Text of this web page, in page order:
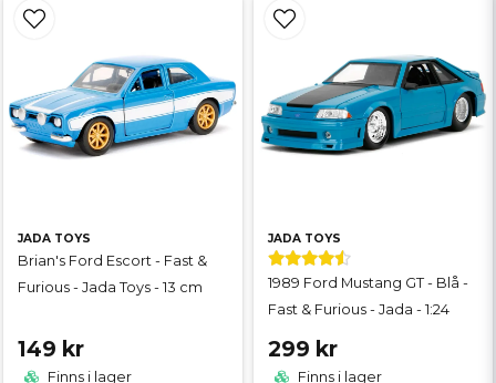
JADA TOYS
Brian's Ford Escort - Fast &
Furious - Jada Toys - 13 cm
149 kr
Finns i lager
JADA TOYS
1989 Ford Mustang GT - Blå -
Fast & Furious - Jada - 1:24
299 kr
Finns i lager